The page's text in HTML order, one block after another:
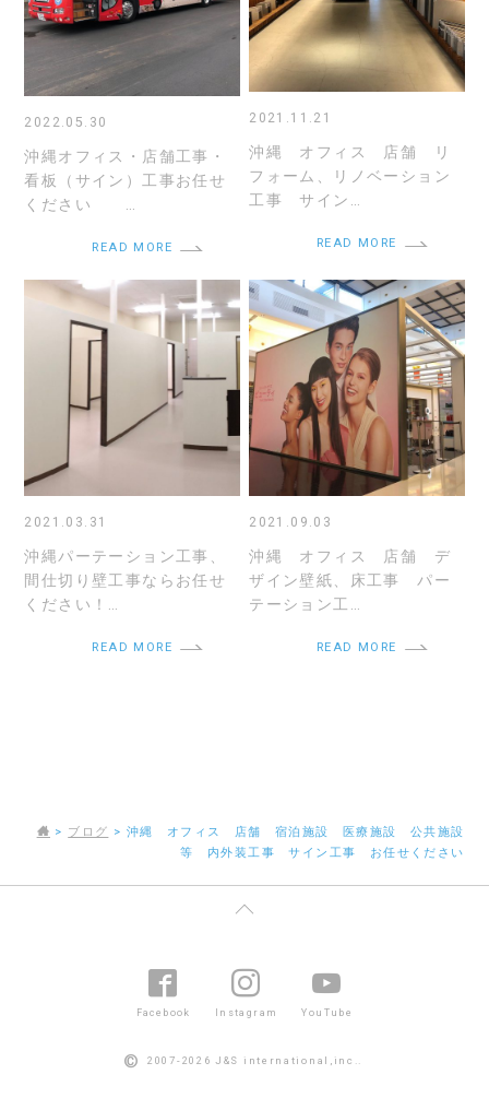
2022.05.30
沖縄オフィス・店舗工事・
看板（サイン）工事お任せ
ください …
READ MORE
2021.11.21
沖縄 オフィス 店舗 リ
フォーム、リノベーション
工事 サイン…
READ MORE
2021.03.31
沖縄パーテーション工事、
間仕切り壁工事ならお任せ
ください！…
READ MORE
2021.09.03
沖縄 オフィス 店舗 デ
ザイン壁紙、床工事 パー
テーション工…
READ MORE
> ブログ > 沖縄 オフィス 店舗 宿泊施設 医療施設 公共施設
等 内外装工事 サイン工事 お任せください
Facebook Instagram YouTube
© 2007-2026 J&S international,inc..